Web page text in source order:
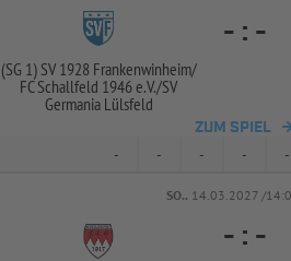
(SG 1) SV 1928 Frankenwinheim/
FC Schallfeld 1946 e.V./SV
Germania Lülsfeld
- : -
ZUM SPIEL
- - - - -
SO.. 14.03.2027 /
- : -